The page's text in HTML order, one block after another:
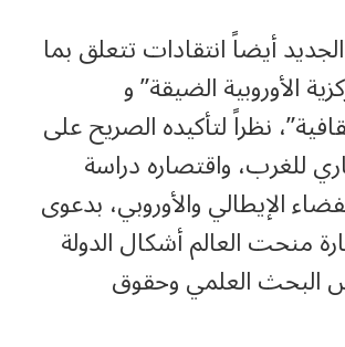
أيضاً انتقادات تتعلق بما
الأوروبية الضيقة” و
نظراً لتأكيده الصريح على
للغرب، واقتصاره دراسة
الإيطالي والأوروبي، بدعوى
منحت العالم أشكال الدولة
البحث العلمي وحقوق